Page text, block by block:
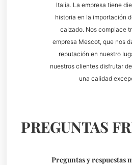
Italia. La empresa tiene
historia en la importación
calzado. Nos complace
empresa Mescot, que nos
reputación en nuestro
nuestros clientes disfrutar
una calidad
PREGUNTAS
Preguntas y respuestas